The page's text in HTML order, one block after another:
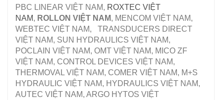
PBC LINEAR VIỆT NAM, ROXTEC VIỆT
NAM, ROLLON VIỆT NAM, MENCOM VIỆT NAM,
WEBTEC VIỆT NAM, TRANSDUCERS DIRECT
VIỆT NAM, SUN HYDRAULICS VIỆT NAM,
POCLAIN VIỆT NAM, OMT VIỆT NAM, MICO ZF
VIỆT NAM, CONTROL DEVICES VIỆT NAM,
THERMOVAL VIỆT NAM, COMER VIỆT NAM, M+S
HYDRAULIC VIỆT NAM, HYDRAULICS VIỆT NAM,
AUTEC VIỆT NAM, ARGO HYTOS VIỆT